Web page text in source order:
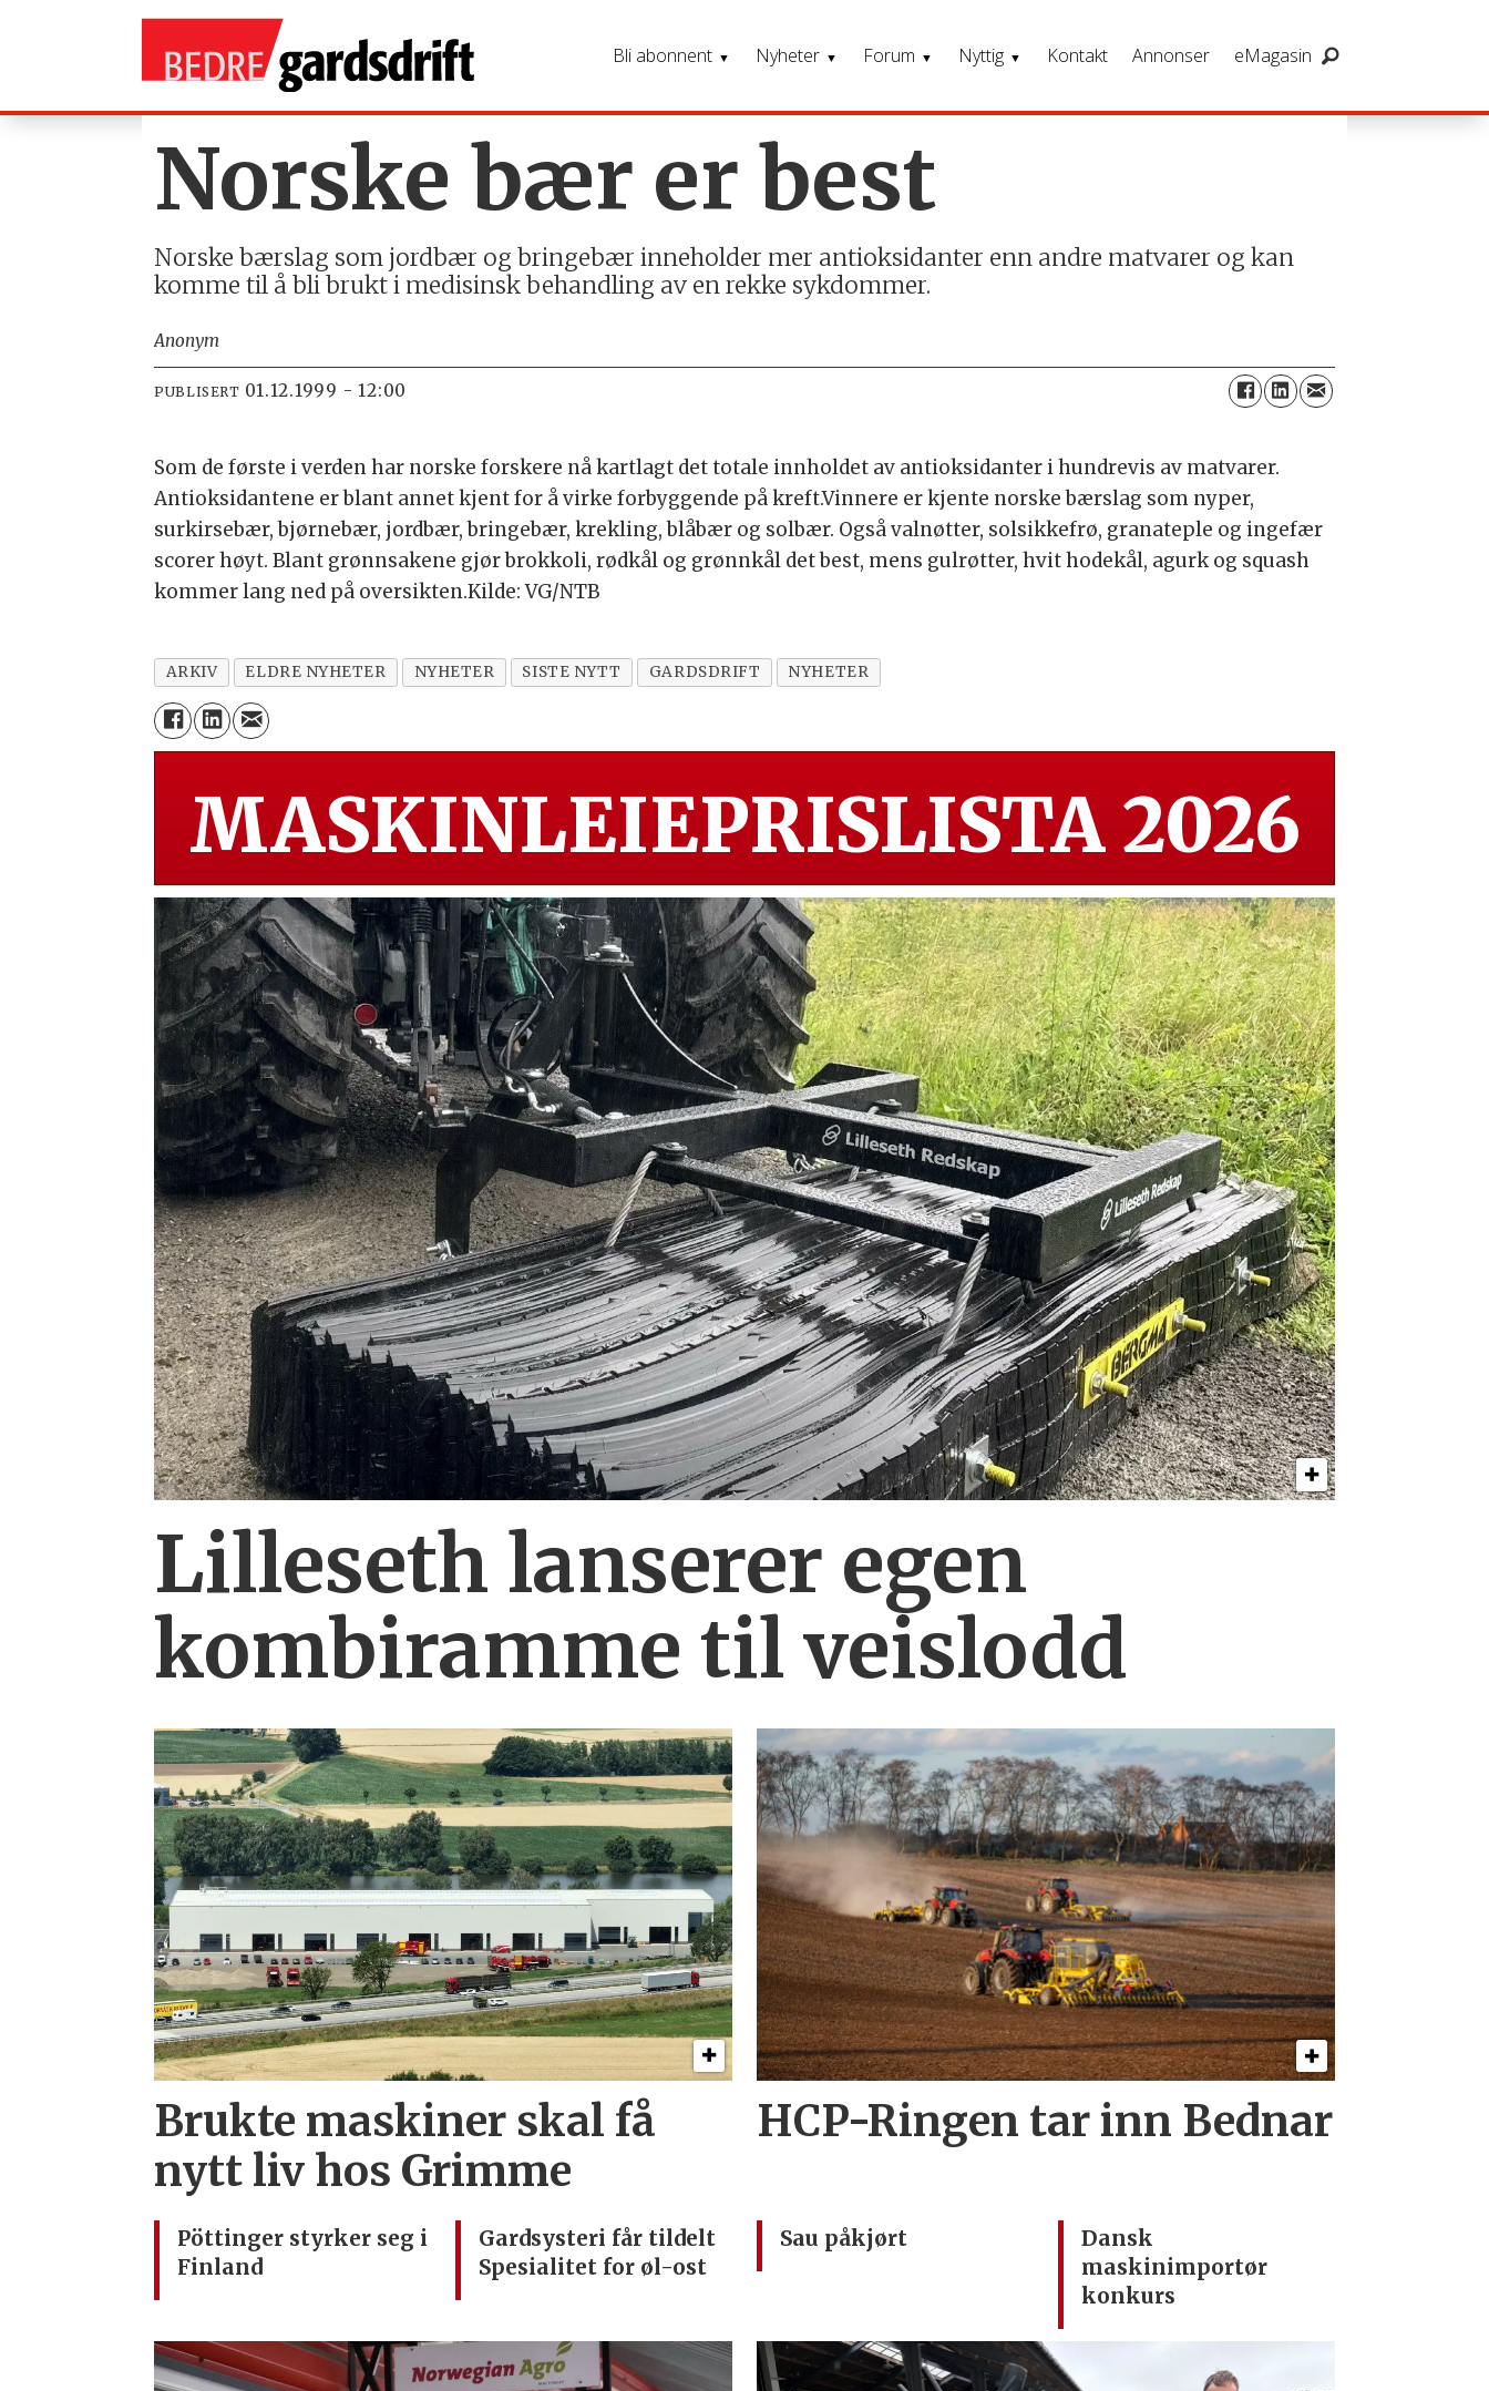
Bli abonnent Nyheter Forum Nyttig Kontakt Annonser eMagasin
Norske bær er best
Norske bærslag som jordbær og bringebær inneholder mer antioksidanter enn andre matvarer og kan
komme til å bli brukt i medisinsk behandling av en rekke sykdommer.
Anonym
PUBLISERT 01.12.1999 - 12:00
Som de første i verden har norske forskere nå kartlagt det totale innholdet av antioksidanter i hundrevis av matvarer.
Antioksidantene er blant annet kjent for å virke forbyggende på kreft.Vinnere er kjente norske bærslag som nyper,
surkirsebær, bjørnebær, jordbær, bringebær, krekling, blåbær og solbær. Også valnøtter, solsikkefrø, granateple og ingefær
scorer høyt. Blant grønnsakene gjør brokkoli, rødkål og grønnkål det best, mens gulrøtter, hvit hodekål, agurk og squash
kommer lang ned på oversikten.Kilde: VG/NTB
ARKIV ELDRE NYHETER NYHETER SISTE NYTT GARDSDRIFT NYHETER
MASKINLEIEPRISLISTA 2026
Lilleseth lanserer egen
kombi­ramme til veislodd
Brukte maskiner skal få
nytt liv hos Grimme
HCP-Ringen tar inn Bednar
Pöttinger styrker seg i
Finland
Gardsysteri får tildelt
Spesialitet for øl-ost
Sau påkjørt
Dansk
maskinimportør
konkurs